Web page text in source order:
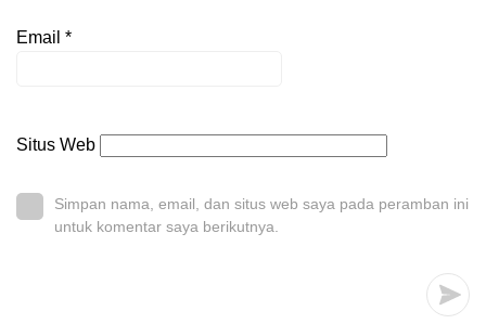
Email *
Situs Web
Simpan nama, email, dan situs web saya pada peramban ini
untuk komentar saya berikutnya.